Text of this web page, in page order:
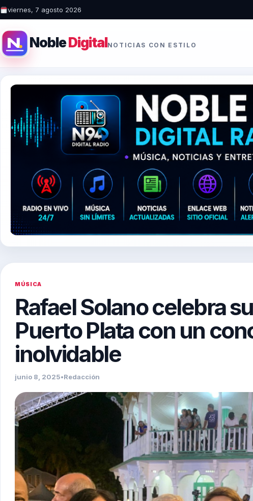
viernes, 7 agosto 2026
NobleDigitalNOTICIAS CON ESTILO
MÚSICA
Rafael Solano celebra
Puerto Plata con un
inolvidable
junio 8, 2025•Redacción